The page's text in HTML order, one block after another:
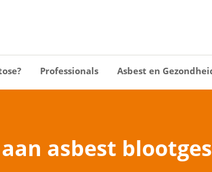
Professionals Asbest en
asbest